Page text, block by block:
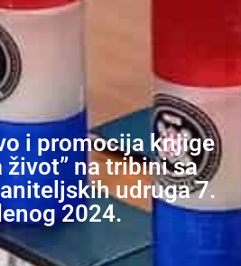
i promocija knjige
život” na tribini sa
udruga 7.
2024.